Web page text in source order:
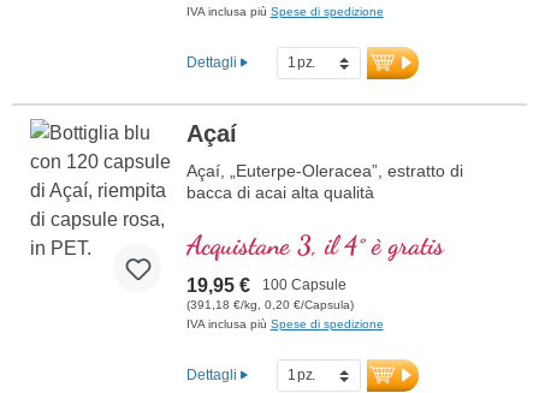
IVA inclusa più Spese di spedizione
Dettagli
Açaí
Açaí, „Euterpe-Oleracea”, estratto di
bacca di acai alta qualità
Acquistane 3, il 4° è gratis
19,95 € 100 Capsule
(391,18 €/kg, 0,20 €/Capsula)
IVA inclusa più Spese di spedizione
Dettagli